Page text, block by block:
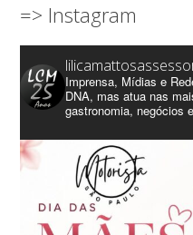
=> Instagram
Imprensa, Mídias e
DNA, mas atua nas
gastronomia, negócios